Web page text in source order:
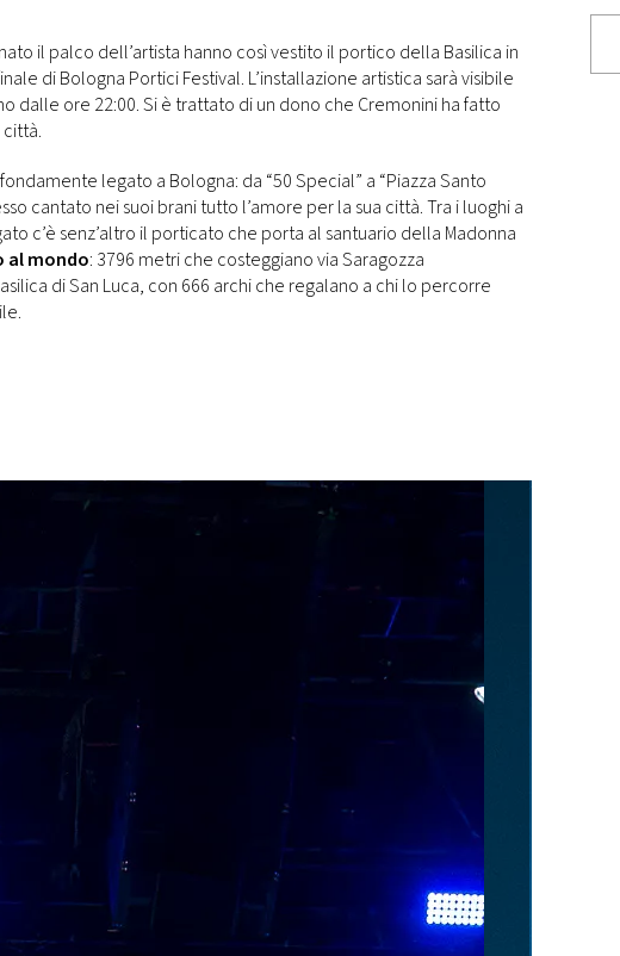
il palco dell’artista hanno così vestito il portico della Basilica in
di Bologna Portici Festival. L’installazione artistica sarà visibile
dalle ore 22:00. Si è trattato di un dono che Cremonini ha fatto
legato a Bologna: da “50 Special” a “Piazza Santo
cantato nei suoi brani tutto l’amore per la sua città. Tra i luoghi a
c’è senz’altro il porticato che porta al santuario della Madonna
al mondo: 3796 metri che costeggiano via Saragozza
di San Luca, con 666 archi che regalano a chi lo percorre